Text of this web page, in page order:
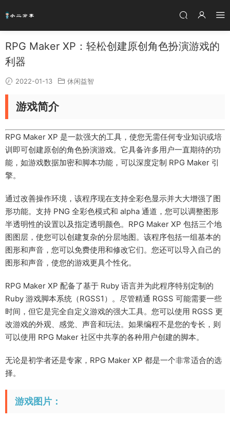
RPG Maker XP：轻松创建原创角色扮演游戏的
利器
2022-01-13 休闲益智
游戏简介
RPG Maker XP 是一款强大的工具，使您无需任何专业知识或培
训即可创建原创的角色扮演游戏。它具备许多用户一直期待的功
能，如游戏数据加密和脚本功能，可以深度定制 RPG Maker 引
擎。
通过改善操作环境，该程序现在支持全彩色显示并大大增强了图
形功能。支持 PNG 全彩色模式和 alpha 通道，您可以调整图形
半透明性的设置以及指定透明颜色。RPG Maker XP 包括三个地
图图层，使您可以创建复杂的分层地图。该程序包括一组基本的
图形和声音，您可以免费使用和修改它们。您还可以导入自己的
图形和声音，使您的游戏更具个性化。
RPG Maker XP 配备了基于 Ruby 语言并为此程序特别定制的
Ruby 游戏脚本系统（RGSS1）。尽管精通 RGSS 可能需要一些
时间，但它是完全自定义游戏的强大工具。您可以使用 RGSS 更
改游戏的外观、感觉、声音和玩法。如果编程不是您的专长，则
可以使用 RPG Maker 社区中共享的各种用户创建的脚本。
无论是初学者还是专家，RPG Maker XP 都是一个非常适合的选
择。
游戏图片：